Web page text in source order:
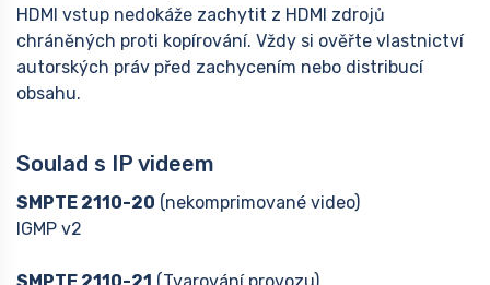
HDMI vstup nedokáže zachytit z HDMI zdrojů
chráněných proti kopírování. Vždy si ověřte vlastnictví
autorských práv před zachycením nebo distribucí
obsahu.
Soulad s IP videem
SMPTE 2110-20 (nekomprimované video)
IGMP v2
SMPTE 2110-21 (Tvarování provozu)